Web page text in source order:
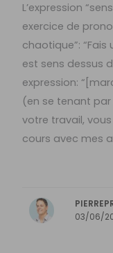
L’expression
exercice de
chaotique”:
est sens dessus
expression:
(en se tenant
votre travail,
cours avec mes
03/06/